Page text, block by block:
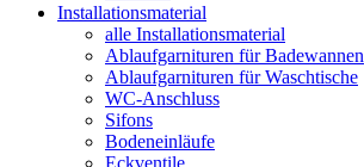
Installationsmaterial
alle Installationsmaterial
Ablaufgarnituren für Badewannen
Ablaufgarnituren für Waschtische
WC-Anschluss
Sifons
Bodeneinläufe
Eckventile